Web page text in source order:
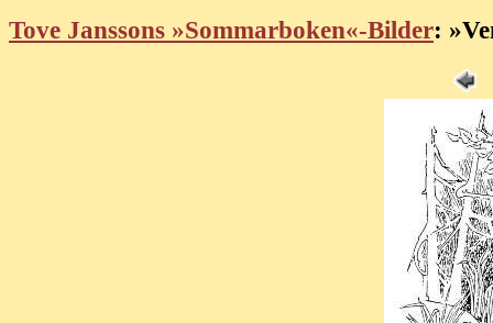
Tove Janssons »Sommarboken«-Bilder: